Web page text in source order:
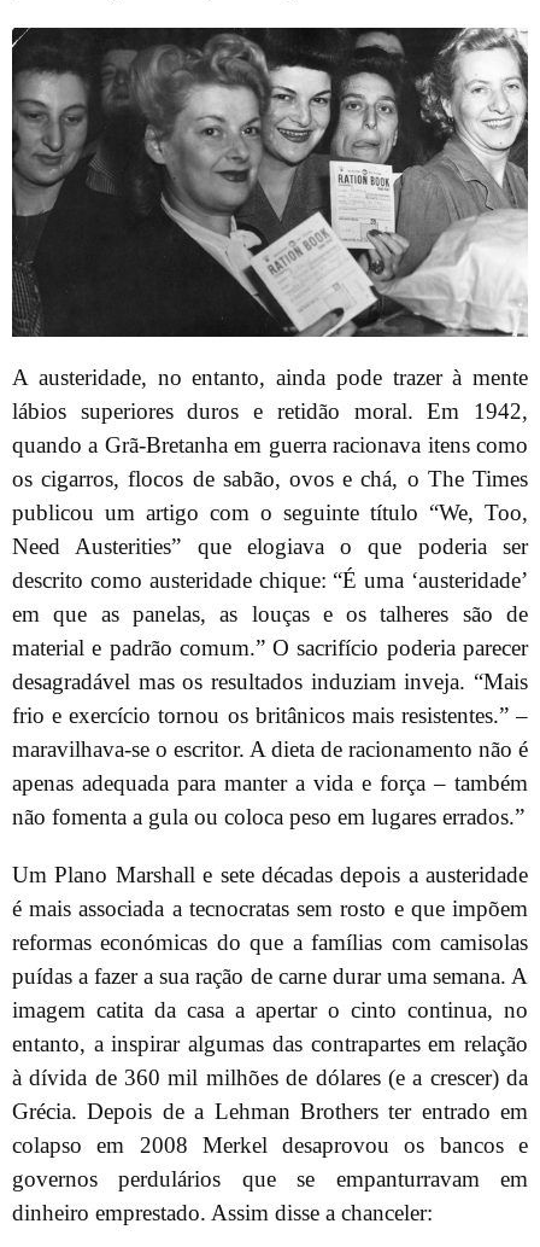
A austeridade, no entanto, ainda pode trazer à mente
lábios superiores duros e retidão moral. Em 1942,
quando a Grã-Bretanha em guerra racionava itens como
os cigarros, flocos de sabão, ovos e chá, o The Times
publicou um artigo com o seguinte título “We, Too,
Need Austerities” que elogiava o que poderia ser
descrito como austeridade chique: “É uma ‘austeridade’
em que as panelas, as louças e os talheres são de
material e padrão comum.” O sacrifício poderia parecer
desagradável mas os resultados induziam inveja. “Mais
frio e exercício tornou os britânicos mais resistentes.” –
maravilhava-se o escritor. A dieta de racionamento não é
apenas adequada para manter a vida e força – também
não fomenta a gula ou coloca peso em lugares errados.”
Um Plano Marshall e sete décadas depois a austeridade
é mais associada a tecnocratas sem rosto e que impõem
reformas económicas do que a famílias com camisolas
puídas a fazer a sua ração de carne durar uma semana. A
imagem catita da casa a apertar o cinto continua, no
entanto, a inspirar algumas das contrapartes em relação
à dívida de 360 mil milhões de dólares (e a crescer) da
Grécia. Depois de a Lehman Brothers ter entrado em
colapso em 2008 Merkel desaprovou os bancos e
governos perdulários que se empanturravam em
dinheiro emprestado. Assim disse a chanceler: